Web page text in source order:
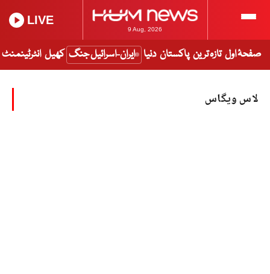
9 Aug, 2026
LIVE
صفحۂ اول تازہ ترین پاکستان دنیا ایران-اسرائیل جنگ کھیل انٹرٹینمنٹ
لاس ویگاس